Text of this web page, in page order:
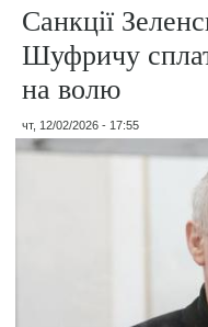
Санкції
Шуфричу
на волю
чт, 12/02/2026 - 17:55